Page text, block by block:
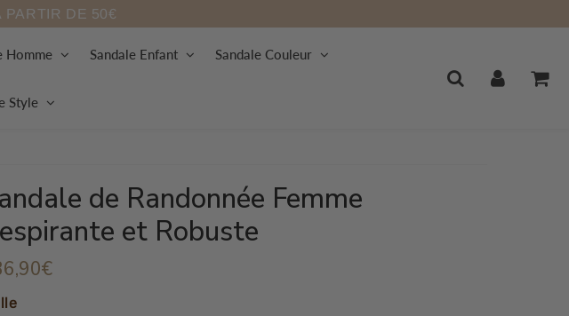
PARTIR DE 50€
Homme Sandale Enfant Sandale Couleur
Style
de Randonnée Femme
et Robuste